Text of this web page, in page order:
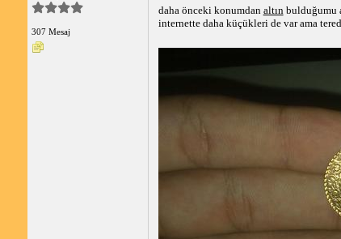
307 Mesaj
daha önceki konumdan altınbulduğumu
internette daha küçükleri de var ama